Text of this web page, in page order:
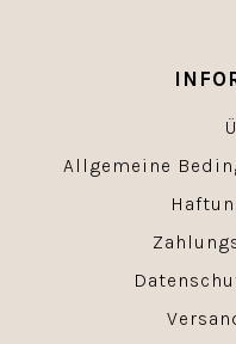
Allgemeine